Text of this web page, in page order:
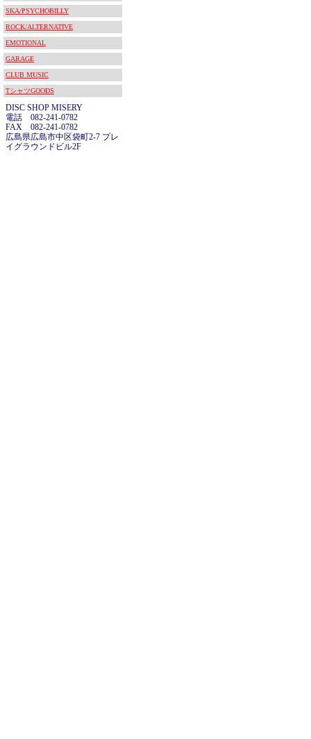
SKA/PSYCHOBILLY
ROCK/ALTERNATIVE
EMOTIONAL
GARAGE
CLUB MUSIC
TシャツGOODS
DISC SHOP MISERY
電話 082-241-0782
FAX 082-241-0782
広島県広島市中区袋町2-7 プレ
イグラウンドビル2F